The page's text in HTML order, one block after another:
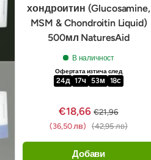
хондроитин (Glucosamine,
MSM & Chondroitin Liquid)
500мл NaturesAid
В наличност
Офертата изтича след
24д 17ч 53м 17с
€18,66 €21,96
(36,50 лв) (42,95 лв)
Добави